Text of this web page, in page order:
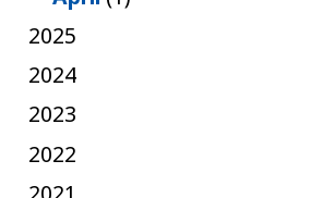
2025
2024
2023
2022